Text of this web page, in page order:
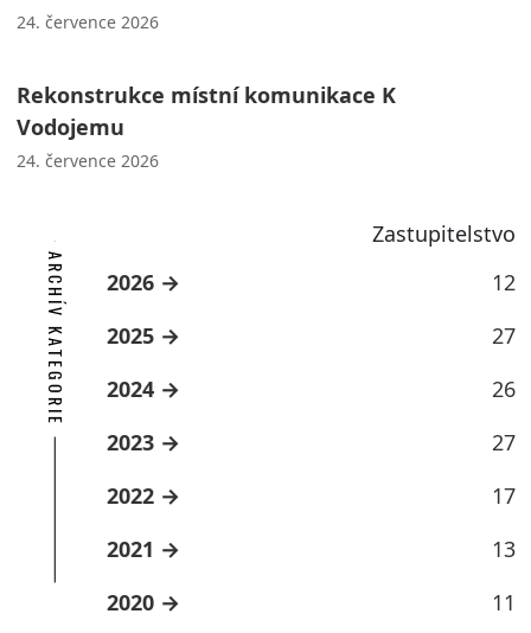
24. července 2026
Rekonstrukce místní komunikace K
Vodojemu
24. července 2026
Zastupitelstvo
ARCHÍV KATEGORIE 2026
12
2025
27
2024
26
2023
27
2022
17
2021
13
2020
11